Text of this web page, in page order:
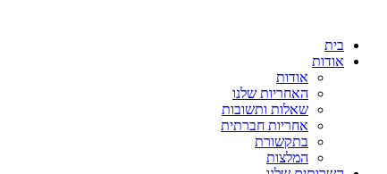
בית
אודות
אודות
האחריות שלנו
שאלות ותשובות
אחריות חברתית
בתקשורת
המלצות